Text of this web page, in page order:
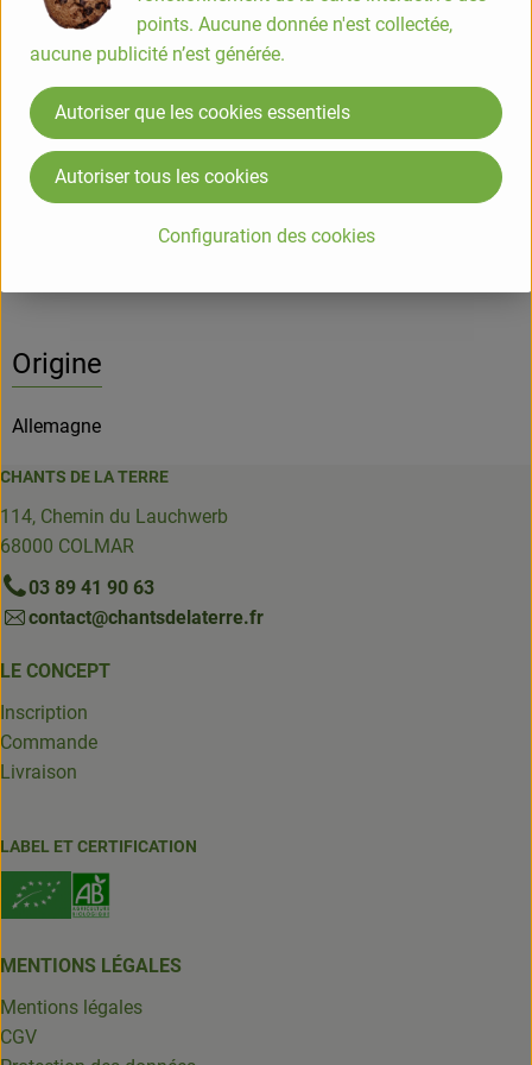
Classe commerciale II
Info
Info
Informations sur les produits
Origine
Allemagne
CHANTS DE LA TERRE
114, Chemin du Lauchwerb
68000 COLMAR
03 89 41 90 63
contact@chantsdelaterre.fr
LE CONCEPT
Inscription
Commande
Livraison
LABEL ET CERTIFICATION
MENTIONS LÉGALES
Mentions légales
CGV
points. Aucune donnée n'est collectée,
aucune publicité n’est générée.
Configuration des cookies
Autoriser que les cookies essentiels
Autoriser tous les cookies